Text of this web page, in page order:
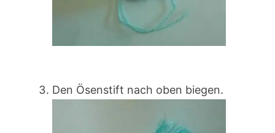
Den Ösenstift nach oben biegen.